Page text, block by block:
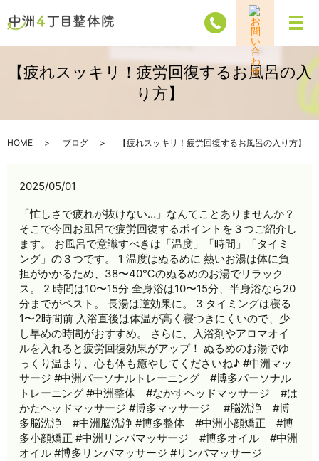
メ
【疲れスッキリ！疲労回復するお風呂の入
り方】
HOME ブログ 【疲れスッキリ！疲労回復するお風呂の入り方】
2025/05/01
「忙しさで疲れが抜けない…」なんてことありませんか？
そこで今回お風呂で疲労回復するポイントを３つご紹介し
ます。 お風呂で意識すべきは「温度」「時間」「タイミ
ング」の３つです。 1 温度はぬるめに 熱いお湯は体に負
担がかかるため、38〜40℃のぬるめのお湯でリラック
ス。 2 時間は10〜15分 全身浴は10〜15分、半身浴なら20
分までがベスト。 長湯は逆効果に。 3 タイミングは寝る
1〜2時間前 入浴直後は体温が高く寝つきにくいので、少
し早めの時間がおすすめ。 さらに、入浴剤やアロマオイ
ルを入れると疲労回復効果がアップ！ ぬるめのお湯でゆ
っくり温まり、心も体も癒やしてくださいね♪ #中洲マッ
サージ #中洲パーソナルトレーニング #博多パーソナル
トレーニング #中洲整体 #なかすヘッドマッサージ #は
かたヘッドマッサージ #博多マッサージ #脳洗浄 #博
多脳洗浄 #中洲脳洗浄 #博多整体 #中洲小顔矯正 #博
多小顔矯正 #中洲リンパマッサージ #博多オイル #中洲
オイル #博多リンパマッサージ #リンパマッサージ